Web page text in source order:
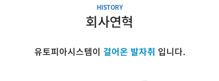
HISTORY
회사연혁
유토피아시스템이 걸어온 발자취 입니다.